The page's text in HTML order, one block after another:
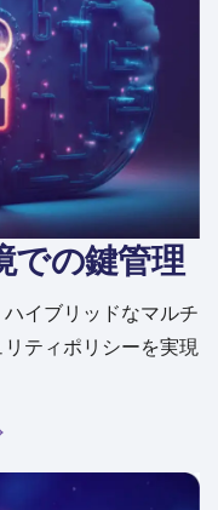
での鍵管理
イブリッドなマルチ
ティポリシーを実現